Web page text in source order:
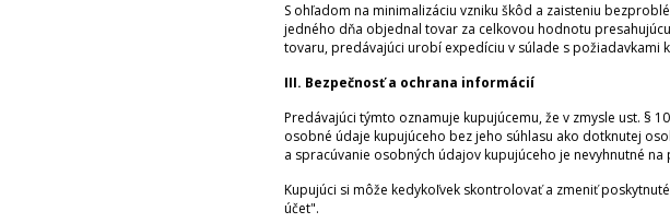
S ohľadom na minimalizáciu vzniku škôd a zaisteniu
jedného dňa objednal tovar za celkovou hodnotu
tovaru, predávajúci urobí expedíciu v súlade s požiadavkami
III. Bezpečnosť a ochrana informácií
Predávajúci týmto oznamuje kupujúcemu, že v zmysle ust. §
osobné údaje kupujúceho bez jeho súhlasu ako dotknutej
a spracúvanie osobných údajov kupujúceho je nevyhnutné
Kupujúci si môže kedykoľvek skontrolovať a zmeniť
účet".